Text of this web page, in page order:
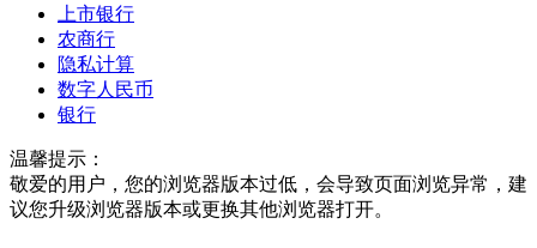
上市银行
农商行
隐私计算
数字人民币
银行
温馨提示：
敬爱的用户，您的浏览器版本过低，会导致页面浏览异常，建
议您升级浏览器版本或更换其他浏览器打开。